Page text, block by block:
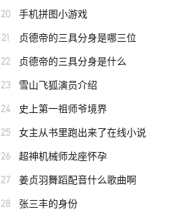
20 手机拼图小游戏
21 贞德帝的三具分身是哪三位
22 贞德帝的三具分身是什么
23 雪山飞狐演员介绍
24 史上第一祖师爷境界
25 女主从书里跑出来了在线小说
26 超神机械师龙座怀孕
27 姜贞羽舞蹈配音什么歌曲啊
28 张三丰的身份